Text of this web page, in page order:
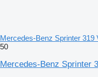
Mercedes-Benz Sprinter 319
50
Mercedes-Benz Sprinter